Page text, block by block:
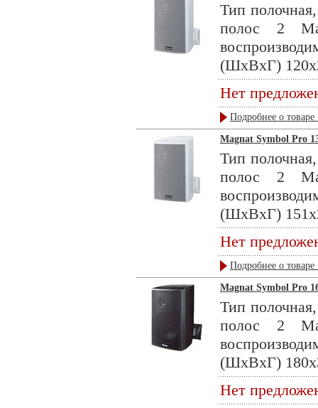
Тип
полос 2
(ШхВхГ)
Нет
Подробнее о товаре
Magnat Symbol Pro
Тип
полос 2
(ШхВхГ)
Нет
Подробнее о товаре
Magnat Symbol Pro
Тип
полос 2
(ШхВхГ)
Нет